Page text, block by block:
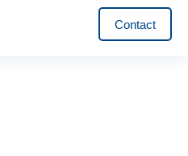
Contact